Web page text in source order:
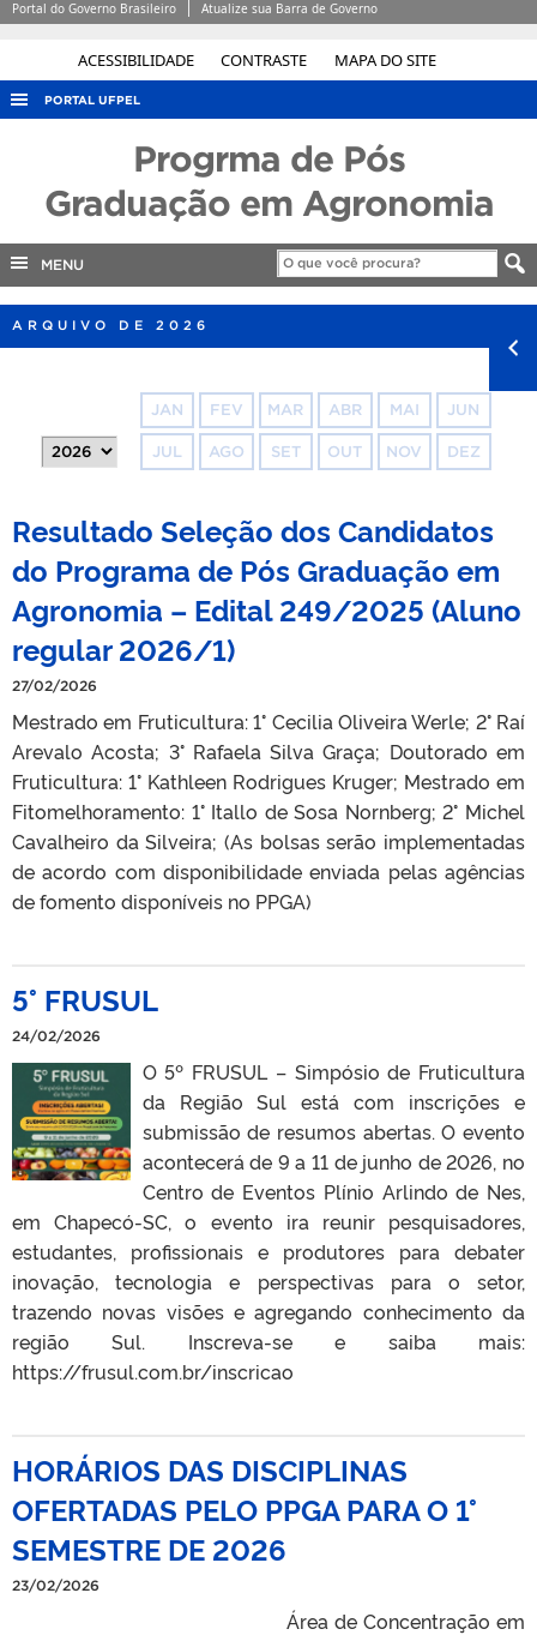
ACESSIBILIDADE CONTRASTE MAPA DO SITE
Portal do Governo Brasileiro Atualize sua Barra de Governo
PORTAL UFPEL
CONCURSOS
EDITAIS
TELEFONES
Progrma de Pós
Graduação em Agronomia
MENU
ARQUIVO DE 2026
JAN FEV MAR ABR MAI JUN
JUL AGO SET OUT NOV DEZ
Resultado Seleção dos Candidatos
do Programa de Pós Graduação em
Agronomia – Edital 249/2025 (Aluno
regular 2026/1)
27/02/2026
Mestrado em Fruticultura: 1° Cecilia Oliveira Werle; 2° Raí
Arevalo Acosta; 3° Rafaela Silva Graça; Doutorado em
Fruticultura: 1° Kathleen Rodrigues Kruger; Mestrado em
Fitomelhoramento: 1° Itallo de Sosa Nornberg; 2° Michel
Cavalheiro da Silveira; (As bolsas serão implementadas
de acordo com disponibilidade enviada pelas agências
de fomento disponíveis no PPGA)
5° FRUSUL
24/02/2026
O 5º FRUSUL – Simpósio de Fruticultura
da Região Sul está com inscrições e
submissão de resumos abertas. O evento
acontecerá de 9 a 11 de junho de 2026, no
Centro de Eventos Plínio Arlindo de Nes,
em Chapecó-SC, o evento ira reunir pesquisadores,
estudantes, profissionais e produtores para debater
inovação, tecnologia e perspectivas para o setor,
trazendo novas visões e agregando conhecimento da
região Sul. Inscreva-se e saiba mais:
https://frusul.com.br/inscricao
HORÁRIOS DAS DISCIPLINAS
OFERTADAS PELO PPGA PARA O 1°
SEMESTRE DE 2026
23/02/2026
Área de Concentração em